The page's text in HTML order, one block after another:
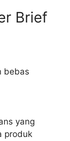
Brief
bebas
yang
produk